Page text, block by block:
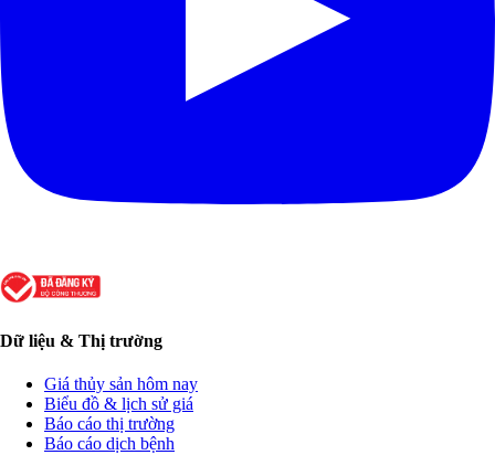
Dữ liệu & Thị trường
Giá thủy sản hôm nay
Biểu đồ & lịch sử giá
Báo cáo thị trường
Báo cáo dịch bệnh